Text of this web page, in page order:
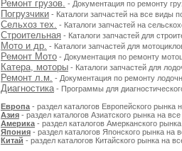
Ремонт грузов. - Документация по ремонту
Погрузчики - Каталоги запчастей на все виды
Сельхоз тех. - Каталоги запчастей на
Строительная - Каталоги запчастей для
Мото и др. - Каталоги запчастей для
Ремонт Мото - Документация по ремонту
Катера, моторы - Каталоги запчастей для
Ремонт л.м. - Документация по ремонту
Диагностика - Программы для
Европа - раздел каталогов Европейского рынка
Азия - раздел каталогов Азиатского рынка на
Америка - раздел каталогов Амерканского
Япония - раздел каталогов Японского рынка на
Китай - раздел каталогов Китайского рынка на